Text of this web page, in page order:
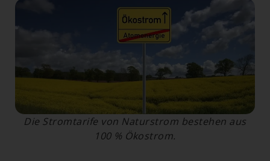
Die Stromtarife von Naturstrom bestehen aus
100 % Ökostrom.